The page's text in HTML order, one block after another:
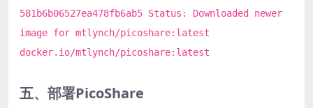
581b6b06527ea478fb6ab5 Status: Downloaded newer
image for mtlynch/picoshare:latest
docker.io/mtlynch/picoshare:latest
五、部署PicoShare